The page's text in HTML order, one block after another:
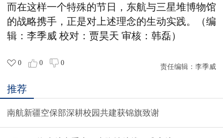
而在这样一个特殊的节日，东航与三星堆博物馆
的战略携手，正是对上述理念的生动实践。
（编
辑：李季威 校对：贾昊天 审核：韩磊）
0 0 0
责任编辑： 李季威
推荐
南航新疆空保部深耕校园共建获锦旗致谢